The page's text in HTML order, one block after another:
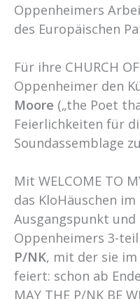
Oppenheimers
des Europäischen
Für ihre CHURCH
Oppenheimer den
Moore („the Poet
Feierlichkeiten für
Soundassemblage
Mit WELCOME TO
das KloHäuschen
Ausgangspunkt und
Oppenheimers 3-
P/NK, mit der sie im
feiert: schon ab
MAY THE P/NK BE